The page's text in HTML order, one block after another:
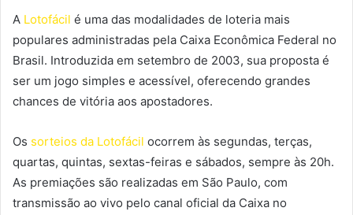
A Lotofácil é uma das modalidades de loteria mais
populares administradas pela Caixa Econômica Federal no
Brasil. Introduzida em setembro de 2003, sua proposta é
ser um jogo simples e acessível, oferecendo grandes
chances de vitória aos apostadores.
Os sorteios da Lotofácil ocorrem às segundas, terças,
quartas, quintas, sextas-feiras e sábados, sempre às 20h.
As premiações são realizadas em São Paulo, com
transmissão ao vivo pelo canal oficial da Caixa no